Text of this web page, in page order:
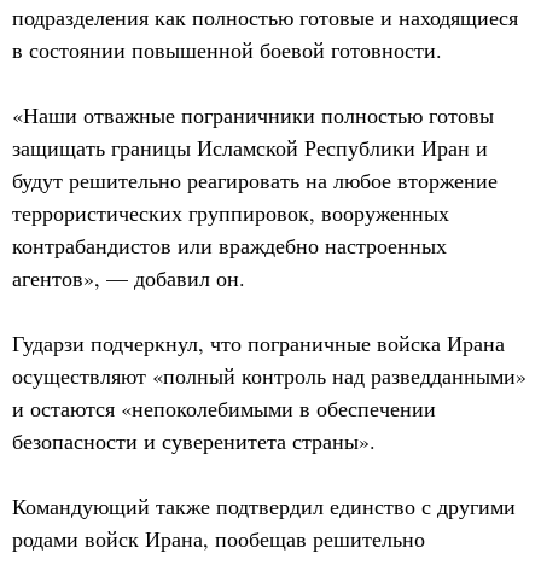
подразделения как полностью готовые и находящиеся
в состоянии повышенной боевой готовности.
«Наши отважные пограничники полностью готовы
защищать границы Исламской Республики Иран и
будут решительно реагировать на любое вторжение
террористических группировок, вооруженных
контрабандистов или враждебно настроенных
агентов», — добавил он.
Гударзи подчеркнул, что пограничные войска Ирана
осуществляют «полный контроль над разведданными»
и остаются «непоколебимыми в обеспечении
безопасности и суверенитета страны».
Командующий также подтвердил единство с другими
родами войск Ирана, пообещав решительно